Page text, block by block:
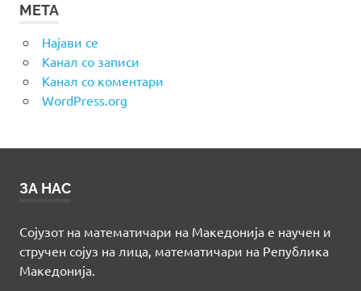
МЕТА
Најави се
Канал со записи
Канал со коментари
WordPress.org
ЗА НАС
Сојузот на математичари на Македонија е научен и
стручен сојуз на лица, математичари на Република
Македонија.